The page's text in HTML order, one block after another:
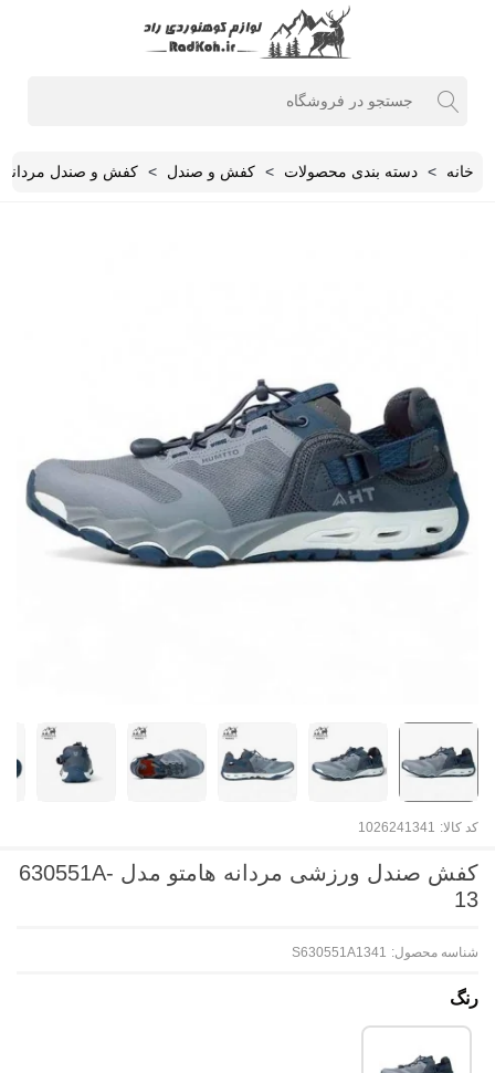
خانه > دسته بندی محصولات > کفش و صندل > کفش و صندل مردانه
کد کالا: 1026241341
کفش صندل ورزشی مردانه هامتو مدل 630551A-
13
شناسه محصول: S630551A1341
رنگ